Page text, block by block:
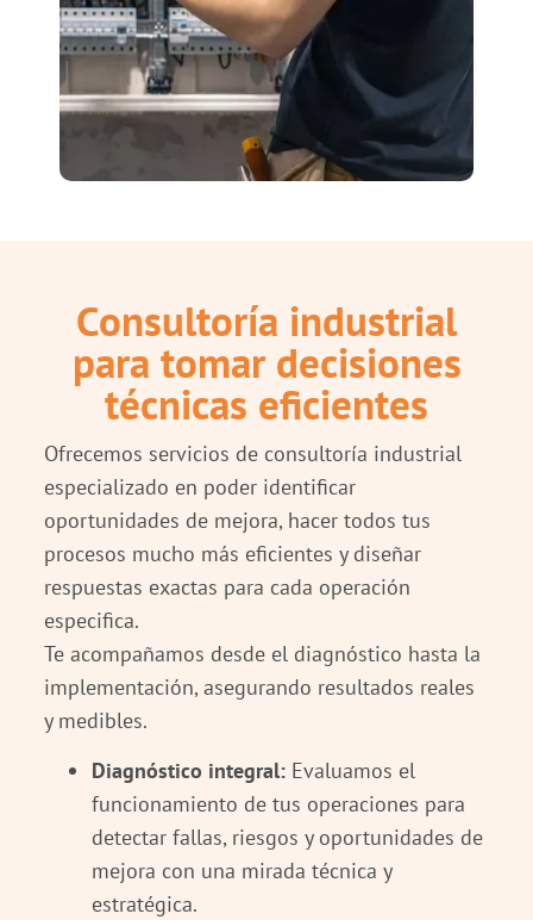
Consultoría industrial
para tomar decisiones
técnicas eficientes
Ofrecemos servicios de consultoría industrial
especializado en poder identificar
oportunidades de mejora, hacer todos tus
procesos mucho más eficientes y diseñar
respuestas exactas para cada operación
especifica.
Te acompañamos desde el diagnóstico hasta la
implementación, asegurando resultados reales
y medibles.
Diagnóstico integral: Evaluamos el
funcionamiento de tus operaciones para
detectar fallas, riesgos y oportunidades de
mejora con una mirada técnica y
estratégica.